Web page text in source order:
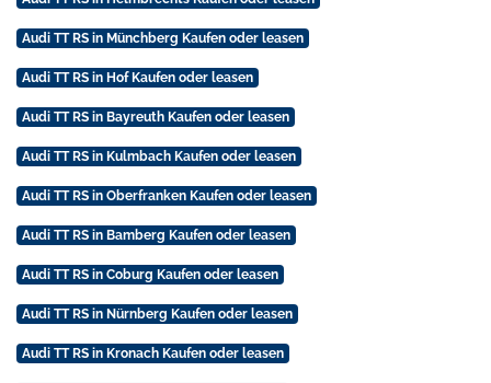
Audi TT RS in Münchberg Kaufen oder leasen
Audi TT RS in Hof Kaufen oder leasen
Audi TT RS in Bayreuth Kaufen oder leasen
Audi TT RS in Kulmbach Kaufen oder leasen
Audi TT RS in Oberfranken Kaufen oder leasen
Audi TT RS in Bamberg Kaufen oder leasen
Audi TT RS in Coburg Kaufen oder leasen
Audi TT RS in Nürnberg Kaufen oder leasen
Audi TT RS in Kronach Kaufen oder leasen